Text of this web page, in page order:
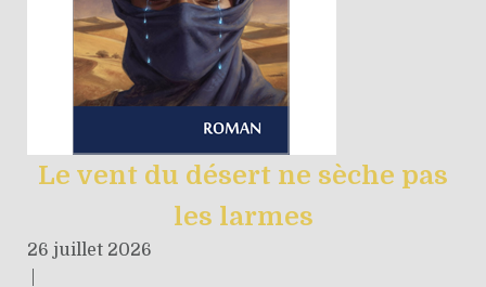
Le vent du désert ne sèche pas
les larmes
26 juillet 2026